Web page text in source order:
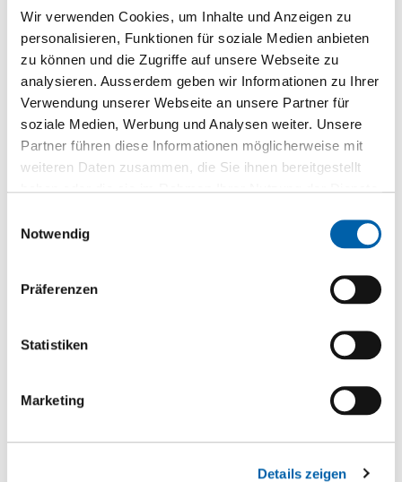
Wir verwenden Cookies, um Inhalte und Anzeigen zu
personalisieren, Funktionen für soziale Medien anbieten
zu können und die Zugriffe auf unsere Webseite zu
analysieren. Ausserdem geben wir Informationen zu Ihrer
Verwendung unserer Webseite an unsere Partner für
soziale Medien, Werbung und Analysen weiter. Unsere
Partner führen diese Informationen möglicherweise mit
weiteren Daten zusammen, die Sie ihnen bereitgestellt
haben oder die sie im Rahmen Ihrer Nutzung der Dienste
Notwendig
Präferenzen
Statistiken
Marketing
Details zeigen
DN-Reiniger für Kanten
Produktkategorien